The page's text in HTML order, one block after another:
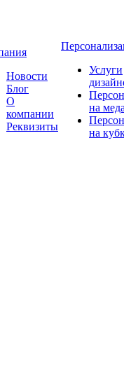
Новости
Блог
О
компании
Реквизиты
Услуги
на
на